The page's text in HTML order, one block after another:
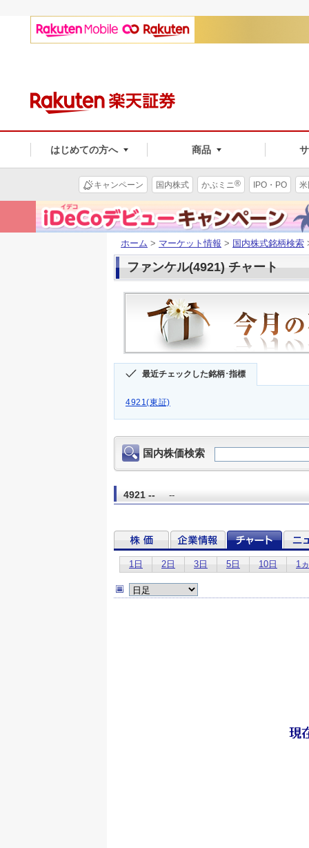
はじめての方へ 商品
キャンペーン 国内株式 かぶミニ® IPO・PO
ホーム > マーケット情報 > 国内株式銘柄検索
ファンケル(4921) チャート
最近チェックした銘柄･指標
4921(東証)